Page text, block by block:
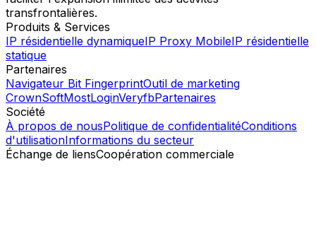
transfrontalières.
Produits & Services
IP résidentielle dynamiqueIP Proxy MobileIP résidentielle
statique
Partenaires
Navigateur Bit FingerprintOutil de marketing
CrownSoftMostLoginVeryfbPartenaires
Société
À propos de nousPolitique de confidentialitéConditions
d'utilisationInformations du secteur
Échange de liensCoopération commerciale